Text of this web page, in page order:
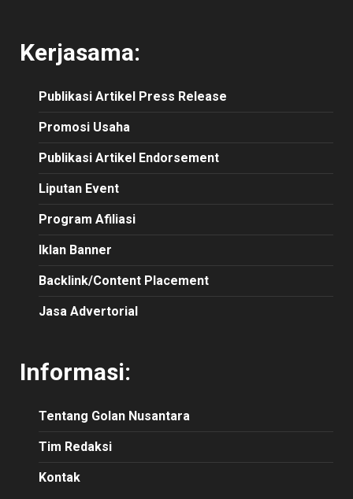
Kerjasama:
Publikasi Artikel Press Release
Promosi Usaha
Publikasi Artikel Endorsement
Liputan Event
Program Afiliasi
Iklan Banner
Backlink/Content Placement
Jasa Advertorial
Informasi:
Tentang Golan Nusantara
Tim Redaksi
Kontak